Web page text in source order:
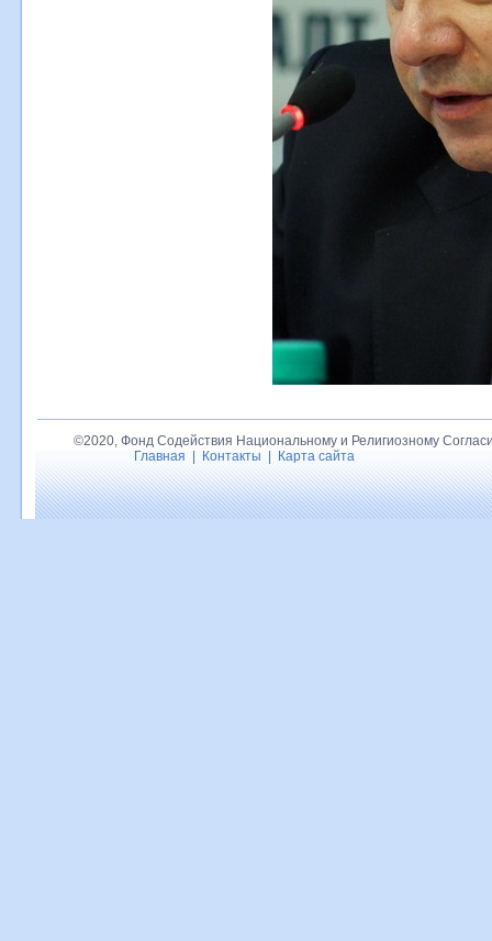
©2020, Фонд Содействия Национальному и Религиозному
Главная
Контакты Карта сайта